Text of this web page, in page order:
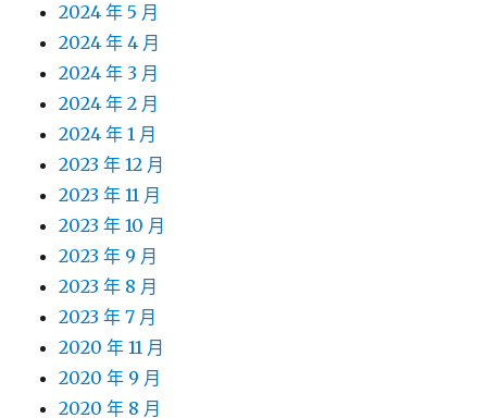
2024 年 5 月
2024 年 4 月
2024 年 3 月
2024 年 2 月
2024 年 1 月
2023 年 12 月
2023 年 11 月
2023 年 10 月
2023 年 9 月
2023 年 8 月
2023 年 7 月
2020 年 11 月
2020 年 9 月
2020 年 8 月